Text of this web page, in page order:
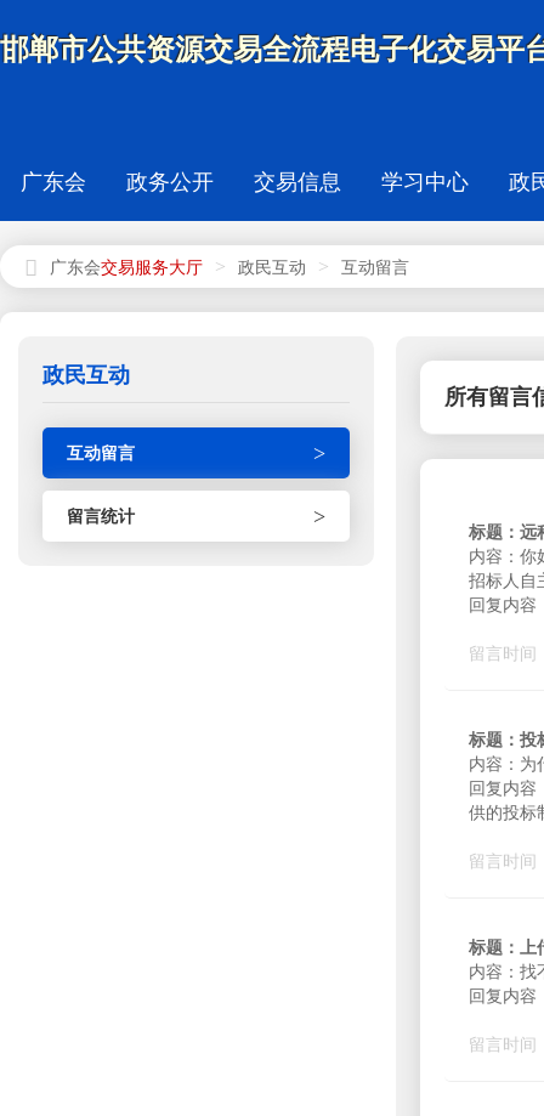
邯郸市公共资源交易全流程电子化交易平
广东会 政务公开 交易信息 学习中心 政
广东会 > 政民互动 > 互动留言
政民互动
互动留言 >
留言统计 >
所有留言
标题：远
内容：你
招标人自
回复内容
留言时间
标题：投
内容：为
回复内容
供的投标
留言时间
标题：上
内容：找
回复内容
留言时间